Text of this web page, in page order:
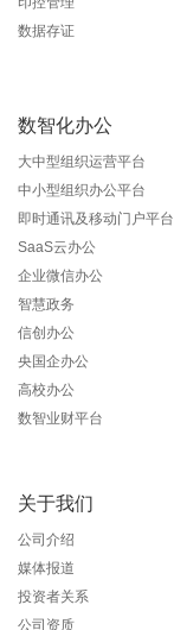
数据存证
数智化办公
大中型组织运营平台
中小型组织办公平台
即时通讯及移动门户平台
SaaS云办公
企业微信办公
智慧政务
信创办公
央国企办公
高校办公
数智业财平台
关于我们
公司介绍
媒体报道
投资者关系
公司资质